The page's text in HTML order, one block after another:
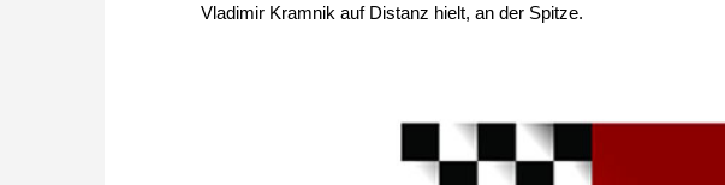
Vladimir Kramnik auf Distanz hielt, an der Spitze.